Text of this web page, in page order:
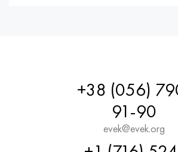
+38 (056)
91-90
evek@evek.org